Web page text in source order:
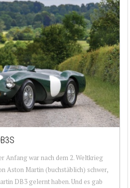
Anfang war nach dem 2. Weltkrieg
Aston Martin (buchstäblich) schwer,
DB3 gelernt haben. Und es gab